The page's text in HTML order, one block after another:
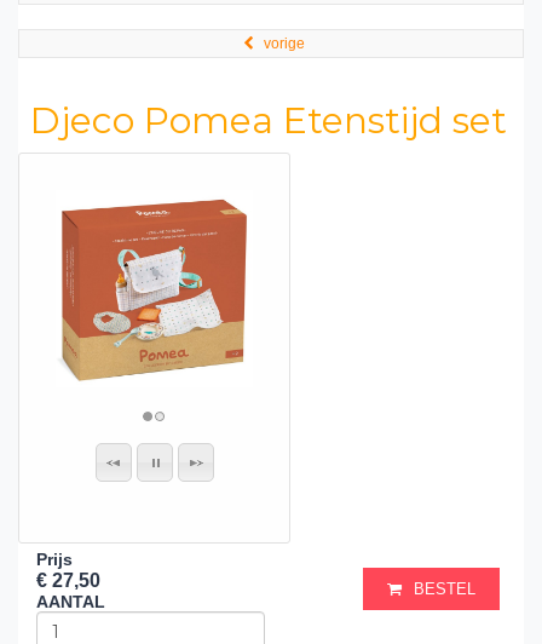
vorige
Djeco Pomea Etenstijd set
Prijs
€ 27,50
AANTAL
BESTEL